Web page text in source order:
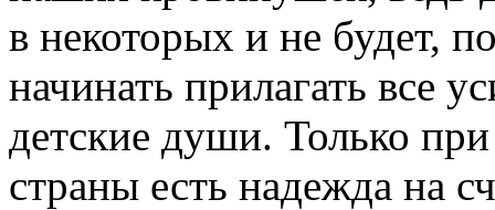
в некоторых и не будет,
начинать прилагать все
детские души. Только
страны есть надежда на